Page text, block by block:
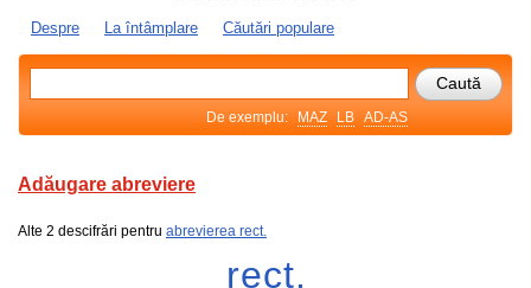
Despre La întâmplare Căutări populare
De exemplu: MAZ LB AD-AS
Adăugare abreviere
Alte 2 descifrări pentru abrevierea rect.
rect.